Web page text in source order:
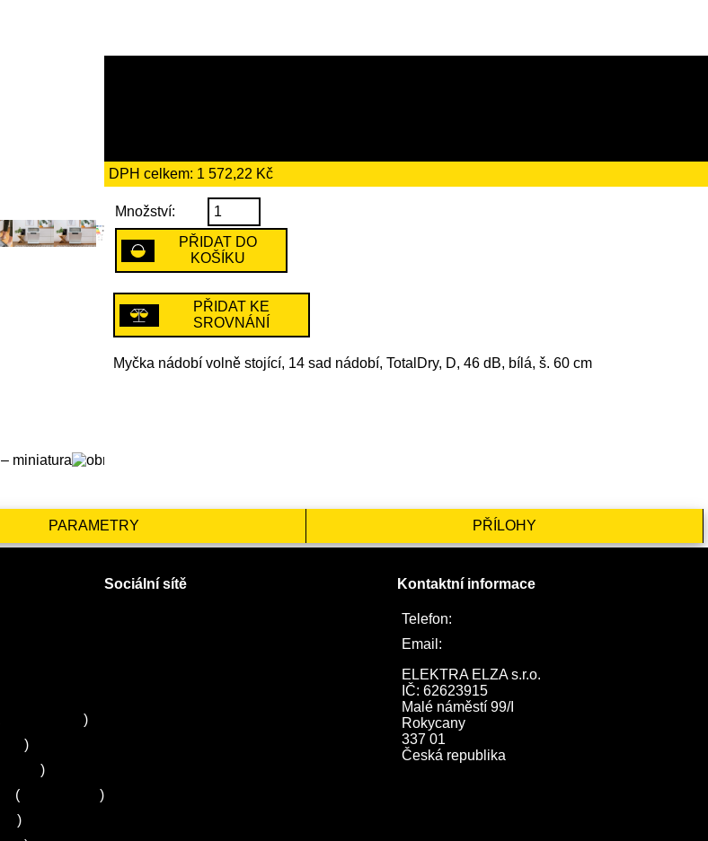
DPH celkem: 1 572,22 Kč
Množství:
PŘIDAT DO
KOŠÍKU
PŘIDAT KE
SROVNÁNÍ
Myčka nádobí volně stojící, 14 sad nádobí, TotalDry, D, 46 dB, bílá, š. 60 cm
PARAMETRY PŘÍLOHY
)
)
)
(
)
)
Sociální sítě Kontaktní informace
Telefon:
Email:
ELEKTRA ELZA s.r.o.
IČ: 62623915
Malé náměstí 99/I
Rokycany
337 01
Česká republika